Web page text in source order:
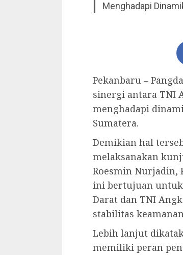
Menghadapi
Pekanbaru –
sinergi antara TNI
menghadapi
Sumatera.
Demikian hal
melaksanakan
Roesmin Nurjadin,
ini bertujuan
Darat dan TNI
stabilitas
Lebih lanjut
memiliki peran